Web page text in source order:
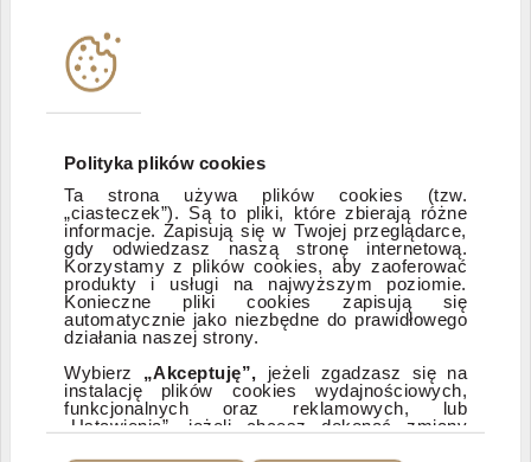
Polityka plików cookies
Ta strona używa plików cookies (tzw.
„ciasteczek”). Są to pliki, które zbierają różne
informacje. Zapisują się w Twojej przeglądarce,
gdy odwiedzasz naszą stronę internetową.
Korzystamy z plików cookies, aby zaoferować
produkty i usługi na najwyższym poziomie.
Konieczne pliki cookies zapisują się
automatycznie jako niezbędne do prawidłowego
działania naszej strony.
Wybierz „Akceptuję”, jeżeli zgadzasz się na
instalację plików cookies wydajnościowych,
funkcjonalnych oraz reklamowych, lub
„Ustawienia”, jeżeli chcesz dokonać zmiany
Instytucje współpracujące
Zastrzeżenia prawne
ESG